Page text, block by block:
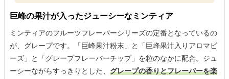
巨峰の果汁が入ったジューシーなミンティア
ミンティアのフルーツフレーバーシリーズの定番となっているの
が、グレープです。「巨峰果汁粉末」と「巨峰果汁入りアロマビ
ーズ」と「グレープフレーバーチップ」を粒のなかに配合。ジュ
ーシーながらすっきりとした、 グレープの香りとフレーバーを楽